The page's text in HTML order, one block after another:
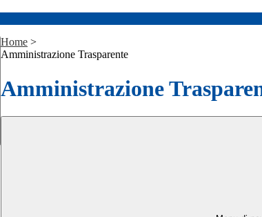
Home >
Amministrazione Trasparente
Amministrazione